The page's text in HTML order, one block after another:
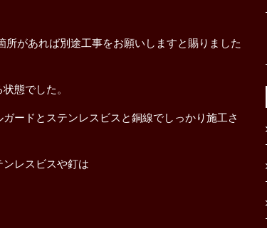
があれば別途工事をお願いしますと賜りました
態でした。
ードとステンレスビスと銅線でしっかり施工さ
レスビスや釘は